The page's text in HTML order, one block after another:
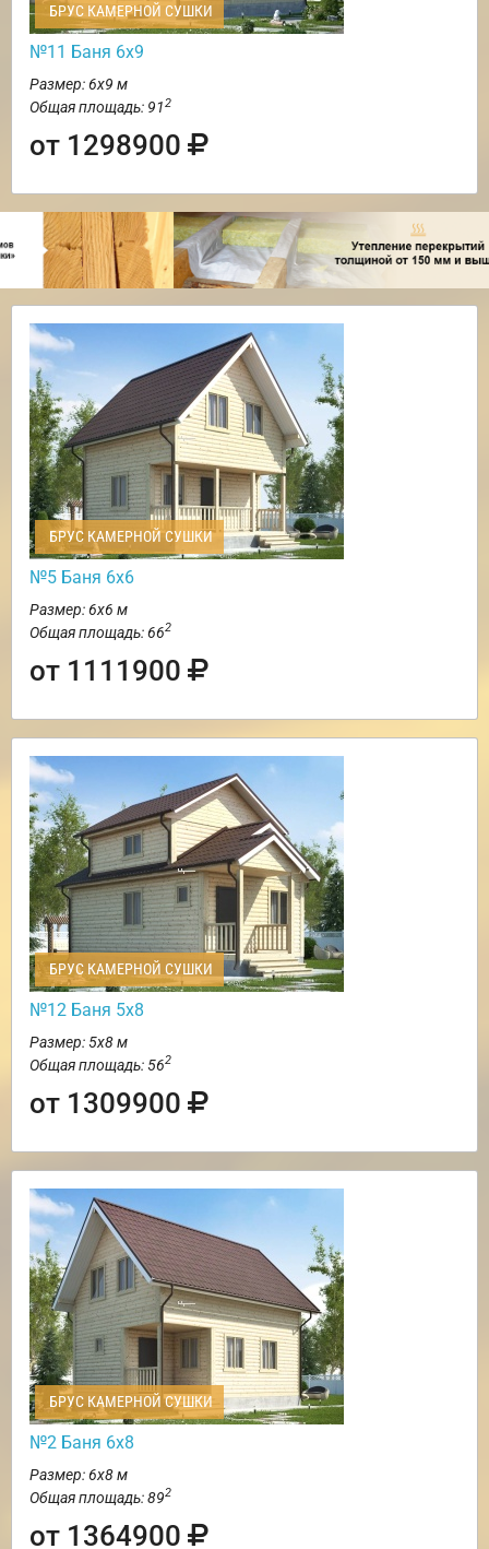
БРУС КАМЕРНОЙ СУШКИ
№11 Баня 6х9
Размер: 6х9 м
Общая площадь: 912
от 1298900
БРУС КАМЕРНОЙ СУШКИ
№5 Баня 6х6
Размер: 6х6 м
Общая площадь: 662
от 1111900
БРУС КАМЕРНОЙ СУШКИ
№12 Баня 5х8
Размер: 5х8 м
Общая площадь: 562
от 1309900
БРУС КАМЕРНОЙ СУШКИ
№2 Баня 6х8
Размер: 6х8 м
Общая площадь: 892
от 1364900